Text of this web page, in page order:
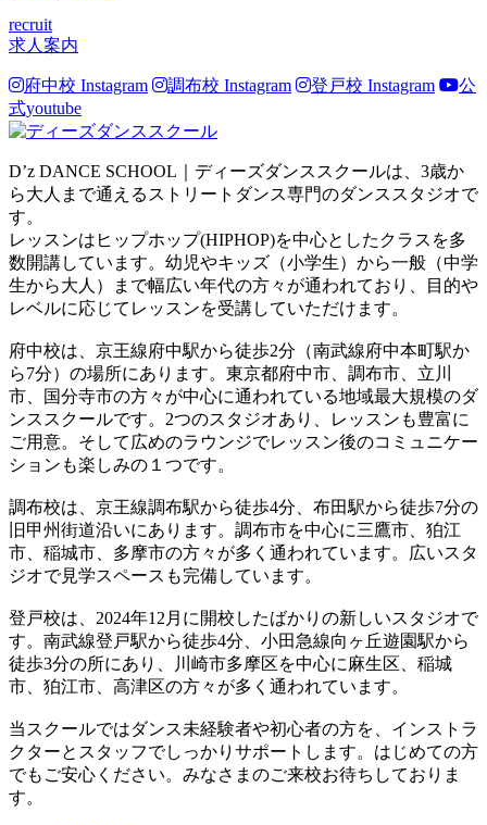
recruit
求人案内
府中校 Instagram 調布校 Instagram 登戸校 Instagram
公
式youtube
D’z DANCE SCHOOL｜ディーズダンススクールは、3歳か
ら大人まで通えるストリートダンス専門のダンススタジオで
す。
レッスンはヒップホップ(HIPHOP)を中心としたクラスを多
数開講しています。幼児やキッズ（小学生）から一般（中学
生から大人）まで幅広い年代の方々が通われており、目的や
レベルに応じてレッスンを受講していただけます。
府中校は、京王線府中駅から徒歩2分（南武線府中本町駅か
ら7分）の場所にあります。東京都府中市、調布市、立川
市、国分寺市の方々が中心に通われている地域最大規模のダ
ンススクールです。2つのスタジオあり、レッスンも豊富に
ご用意。そして広めのラウンジでレッスン後のコミュニケー
ションも楽しみの１つです。
調布校は、京王線調布駅から徒歩4分、布田駅から徒歩7分の
旧甲州街道沿いにあります。調布市を中心に三鷹市、狛江
市、稲城市、多摩市の方々が多く通われています。広いスタ
ジオで見学スペースも完備しています。
登戸校は、2024年12月に開校したばかりの新しいスタジオで
す。南武線登戸駅から徒歩4分、小田急線向ヶ丘遊園駅から
徒歩3分の所にあり、川崎市多摩区を中心に麻生区、稲城
市、狛江市、高津区の方々が多く通われています。
当スクールではダンス未経験者や初心者の方を、インストラ
クターとスタッフでしっかりサポートします。はじめての方
でもご安心ください。みなさまのご来校お待ちしておりま
す。